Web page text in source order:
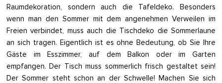
Raumdekoration, sondern auch die Tafeldeko. Besonders
wenn man den Sommer mit dem angenehmen Verweilen im
Freien verbindet, muss auch die Tischdeko die Sommerlaune
an sich tragen. Eigentlich ist es ohne Bedeutung, ob Sie Ihre
Gäste im Esszimmer, auf dem Balkon oder im Garten
empfangen. Der Tisch muss sommerlich frisch gestaltet sein!
Der Sommer steht schon an der Schwelle! Machen Sie sich